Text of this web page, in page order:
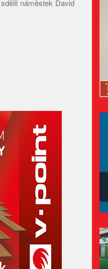
sdělil náměstek David